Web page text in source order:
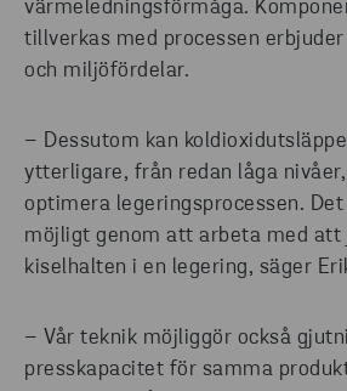
värmeledningsförmåga.
tillverkas med processen
och miljöfördelar.
– Dessutom kan
ytterligare, från redan låga
optimera legeringsprocessen.
möjligt genom att arbeta med att
kiselhalten i en legering, säger
– Vår teknik möjliggör också
presskapacitet för samma